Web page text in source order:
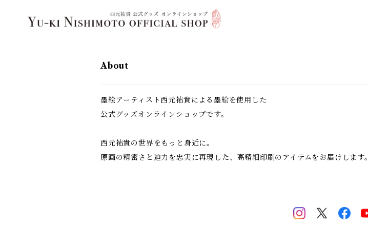
About
墨絵アーティスト西元祐貴による墨絵を使用した
公式グッズオンラインショップです。
西元祐貴の世界をもっと身近に。
原画の精密さと迫力を忠実に再現した、高精細印刷のアイテムをお届けします。